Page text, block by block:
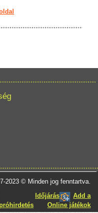
2023 © Minden jog fenntartva.
Időjárás
Add a
Online játékok